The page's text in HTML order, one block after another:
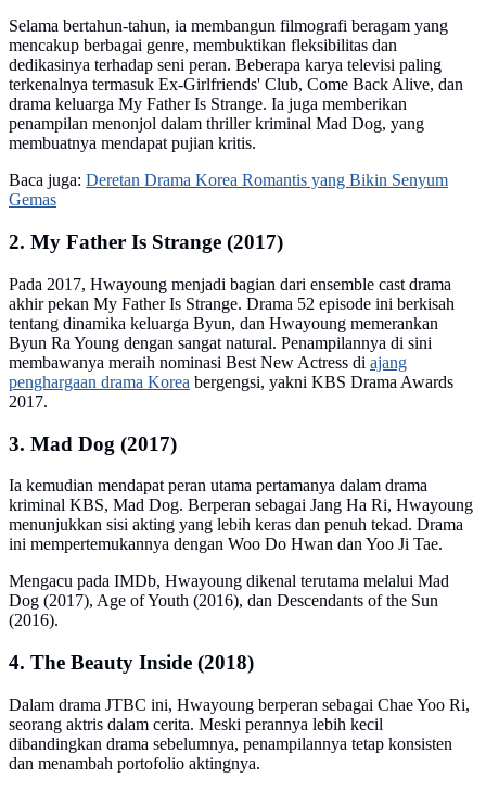
Selama bertahun-tahun, ia membangun filmografi beragam yang
mencakup berbagai genre, membuktikan fleksibilitas dan
dedikasinya terhadap seni peran. Beberapa karya televisi paling
terkenalnya termasuk Ex-Girlfriends' Club, Come Back Alive, dan
drama keluarga My Father Is Strange. Ia juga memberikan
penampilan menonjol dalam thriller kriminal Mad Dog, yang
membuatnya mendapat pujian kritis.
Baca juga: Deretan Drama Korea Romantis yang Bikin Senyum
Gemas
2. My Father Is Strange (2017)
Pada 2017, Hwayoung menjadi bagian dari ensemble cast drama
akhir pekan My Father Is Strange. Drama 52 episode ini berkisah
tentang dinamika keluarga Byun, dan Hwayoung memerankan
Byun Ra Young dengan sangat natural. Penampilannya di sini
membawanya meraih nominasi Best New Actress di ajang
penghargaan drama Korea bergengsi, yakni KBS Drama Awards
2017.
3. Mad Dog (2017)
Ia kemudian mendapat peran utama pertamanya dalam drama
kriminal KBS, Mad Dog. Berperan sebagai Jang Ha Ri, Hwayoung
menunjukkan sisi akting yang lebih keras dan penuh tekad. Drama
ini mempertemukannya dengan Woo Do Hwan dan Yoo Ji Tae.
Mengacu pada IMDb, Hwayoung dikenal terutama melalui Mad
Dog (2017), Age of Youth (2016), dan Descendants of the Sun
(2016).
4. The Beauty Inside (2018)
Dalam drama JTBC ini, Hwayoung berperan sebagai Chae Yoo Ri,
seorang aktris dalam cerita. Meski perannya lebih kecil
dibandingkan drama sebelumnya, penampilannya tetap konsisten
dan menambah portofolio aktingnya.